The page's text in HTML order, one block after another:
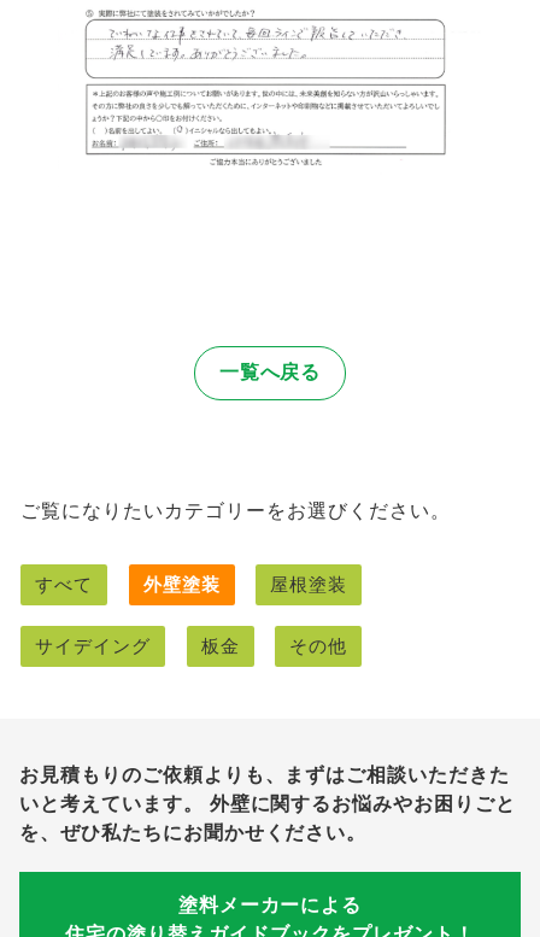
一覧へ戻る
ご覧になりたいカテゴリーをお選びください。
すべて 外壁塗装 屋根塗装
サイデイング 板金 その他
お見積もりのご依頼よりも、まずはご相談いただきた
いと考えています。
外壁に関するお悩みやお困りごと
を、ぜひ私たちにお聞かせください。
塗料メーカーによる